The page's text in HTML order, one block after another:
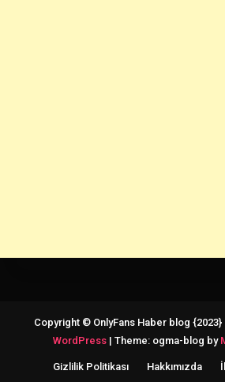
Copyright © OnlyFans Haber blog {2023}
WordPress | Theme: ogma-blog by
Gizlilik Politikası Hakkımızda